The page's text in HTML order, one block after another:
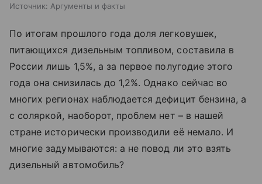
Источник: Аргументы и факты
По итогам прошлого года доля легковушек,
питающихся дизельным топливом, составила в
России лишь 1,5%, а за первое полугодие этого
года она снизилась до 1,2%. Однако сейчас во
многих регионах наблюдается дефицит бензина, а
с соляркой, наоборот, проблем нет – в нашей
стране исторически производили её немало. И
многие задумываются: а не повод ли это взять
дизельный автомобиль?